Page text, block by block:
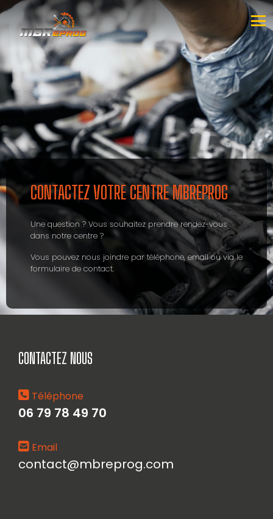
CONTACTEZ VOTRE CENTRE MBREPROG
Une question ? Vous souhaitez prendre rendez-vous
dans notre centre ?
Vous pouvez nous joindre par téléphone, email ou via le
formulaire de contact.
CONTACTEZ NOUS
Téléphone
06 79 78 49 70
Email
contact@mbreprog.com